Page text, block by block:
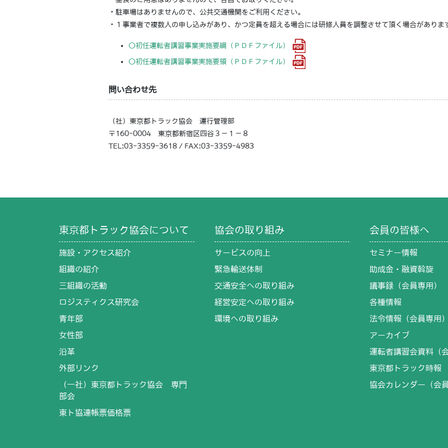
・駐車場はありませんので、公共交通機関をご利用ください。
・１事業者で複数人の申し込みがあり、かつ定員を超える場合には研修人員を調整させて頂く場合がありま
〇初任運転者講習事業実施要綱（ＰＤＦファイル）
〇初任運転者講習事業実施要領（ＰＤＦファイル）
問い合わせ先
（社）東京都トラック協会 運行管理部
〒160-0004 東京都新宿区四谷３－１－８
TEL:03-3359-3618 / FAX:03-3359-4983
東京都トラック協会について
施設・アクセス紹介
組織の紹介
三組織の活動
ロジスティクス研究会
青年部
女性部
沿革
外部リンク
（一社）東京都トラック協会 専門
部会
東ト協連帳票価格票
協会の取り組み
サービスの向上
緊急輸送体制
交通安全への取り組み
経営安定への取り組み
環境への取り組み
会員の皆様へ
セミナー情報
助成金・融資斡旋
議事録（会員専用）
各種情報
法令情報（会員専用
アーカイブ
運転者講習会資料（
東京都トラック時報
協会カレンダー（会